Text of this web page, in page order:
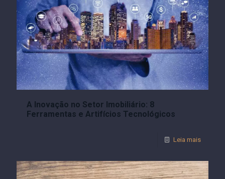
A Inovação no Setor Imobiliário: 8
Ferramentas e Artifícios Tecnológicos
Leia mais